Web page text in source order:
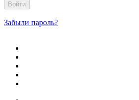
Войти
Забыли пароль?